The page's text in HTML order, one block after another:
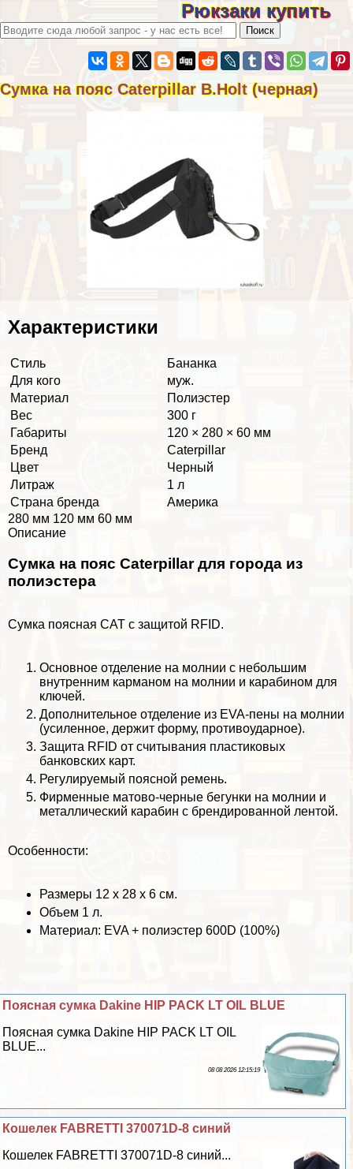
Рюкзаки купить
Сумка на пояс Caterpillar B.Holt (черная)
Хаpaктеристики
Стиль
Бананка
Для кого
муж.
Материал
Полиэстер
Вес
300 г
Габариты
120 × 280 × 60 мм
Бренд
Caterpillar
Цвет
Черный
Литраж
1 л
Страна бренда
Америка
280 мм 120 мм 60 мм
Описание
Сумка на пояс Caterpillar для города из
полиэстера
Сумка поясная CAT c защитой RFID.
Основное отделение на молнии с небольшим
внутренним карманом на молнии и карабином для
ключей.
Дополнительное отделение из EVA-пены на молнии
(усиленное, держит форму, противоударное).
Защита RFID от считывания пластиковых
банковских карт.
Регулируемый поясной ремень.
Фирменные матово-черные бегунки на молнии и
металлический карабин с брендированной лентой.
Особенности:
Размеры 12 x 28 x 6 см.
Объем 1 л.
Материал: EVA + полиэстер 600D (100%)
Поясная сумка Dakine HIP PACK LT OIL BLUE
Поясная сумка Dakine HIP PACK LT OIL
BLUE...
08 08 2026 12:15:19
Кошелек FABRETTI 370071D-8 синий
Кошелек FABRETTI 370071D-8 синий...